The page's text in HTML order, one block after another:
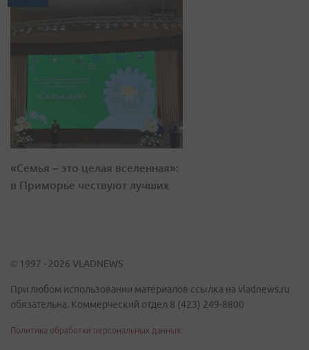
«Семья – это целая вселенная»:
в Приморье чествуют лучших
© 1997 - 2026 VLADNEWS
При любом использовании материалов ссылка на vladnews.ru
обязательна. Коммерческий отдел 8 (423) 249-8800
Политика обработки персональных данных